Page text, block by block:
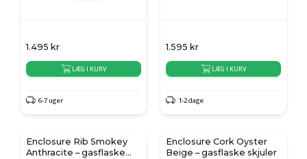
1.495 kr
LÆG I KURV
6-7 uger
1.595 kr
LÆG I KURV
1-2 dage
Enclosure Rib Smokey
Anthracite – gasflaske
Enclosure Cork Oyster
Beige – gasflaske skjuler